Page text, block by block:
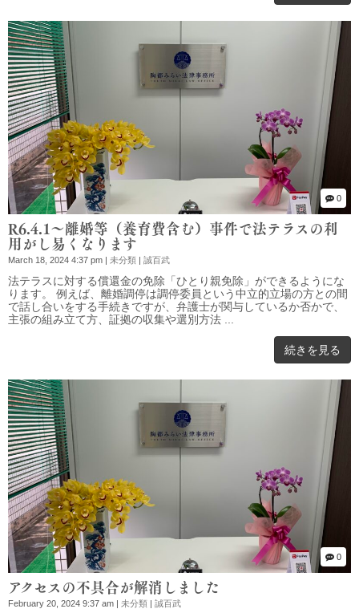
0
R6.4.1～離婚等（養育費含む）事件で法テラスの利
用がし易くなります
March 18, 2024 4:37 pm | 未分類 | 誠百武
法テラスに対する償還金の免除「ひとり親免除」ができるようにな
ります。 例えば、離婚調停は調停委員という中立的立場の方との間
で話し合いをする手続きですが、弁護士が関与しているか否かで、
主張の組み立て方、証拠の収集や選別方法 ...
続きを見る
0
アクセスの不具合が解消しました
February 20, 2024 9:37 am 未分類 誠百武